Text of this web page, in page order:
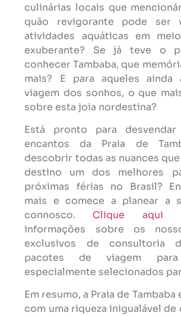
culinárias locais que
quão revigorante pode ser
atividades aquáticas em
exuberante? Se já teve o
conhecer Tambaba, que
mais? E para aqueles ainda
viagem dos sonhos, o que
sobre esta joia nordestina?
Está pronto para
encantos da Praia de
descobrir todas as nuances
destino um dos melhores
próximas férias no Brasil?
mais e comece a planear a
connosco. Clique aqui
informações sobre os
exclusivos de consultoria
pacotes de viagem
especialmente selecionados
Em resumo, a Praia de
com uma riqueza inigualável de